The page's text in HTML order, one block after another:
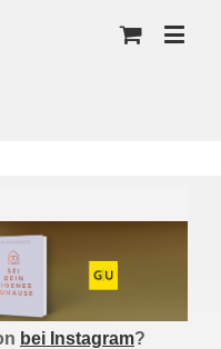
bei Instagram?